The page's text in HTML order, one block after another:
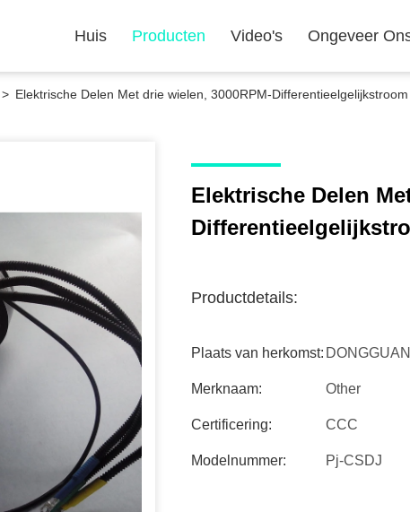
Huis Producten Video's Ongeveer
> Elektrische Delen Met drie wielen, 3000RPM-
Elektrische Delen
Productdetails:
Plaats van herkomst:
Merknaam: Other
Certificering: CCC
Modelnummer: Pj-CSDJ